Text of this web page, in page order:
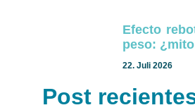
Efecto
peso:
22. Juli 2026
Post